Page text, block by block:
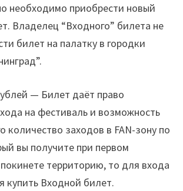
необходимо приобрести новый
Владелец “Входного” билета не
билет на палатку в городки
— Билет даёт право
на фестиваль и возможность
количество заходов в FAN-зону по
вы получите при первом
территорию, то для входа
купить Входной билет.